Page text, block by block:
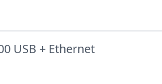
USB + Ethernet